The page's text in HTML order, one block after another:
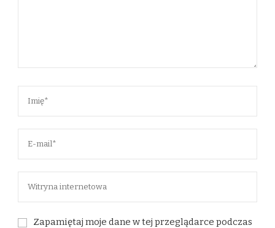
Zapamiętaj moje dane w tej przeglądarce podczas